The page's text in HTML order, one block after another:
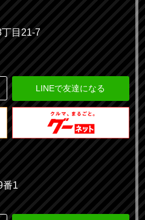
目21-7
LINEで友達になる
番1